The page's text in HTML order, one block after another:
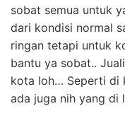
sobat semua untuk
dari kondisi normal
ringan tetapi untuk
bantu ya sobat..
kota loh… Seperti di
ada juga nih yang